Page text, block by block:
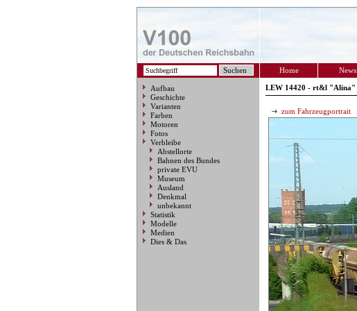
Home News
Aufbau
Geschichte
Varianten
Farben
Motoren
Fotos
Verbleibe
Abstellorte
Bahnen des Bundes
private EVU
Museum
Ausland
Denkmal
unbekannt
Statistik
Modelle
Medien
Dies & Das
LEW 14420 - rt&l "Alina"
zum Fahrzeugportrait